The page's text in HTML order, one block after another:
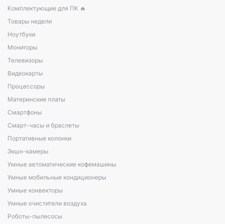
Комплектующие для ПК 🔥
Товары недели
Ноутбуки
Мониторы
Телевизоры
Видеокарты
Процессоры
Материнские платы
Смартфоны
Смарт-часы и браслеты
Портативные колонки
Экшн-камеры
Умные автоматические кофемашины
Умные мобильные кондиционеры
Умные конвекторы
Умные очистители воздуха
Роботы-пылесосы